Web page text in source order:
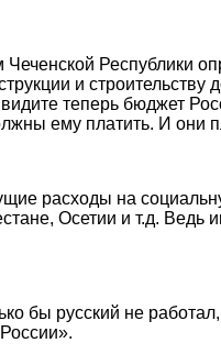
Республики
и
теперь бюджет
ему платить. И они
расходы на
Осетии и т.д. Ведь
бы русский не